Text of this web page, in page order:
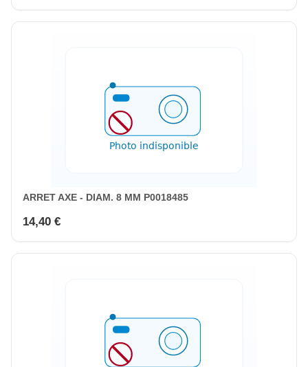
ARRET AXE - DIAM. 8 MM P0018485
14,40 €